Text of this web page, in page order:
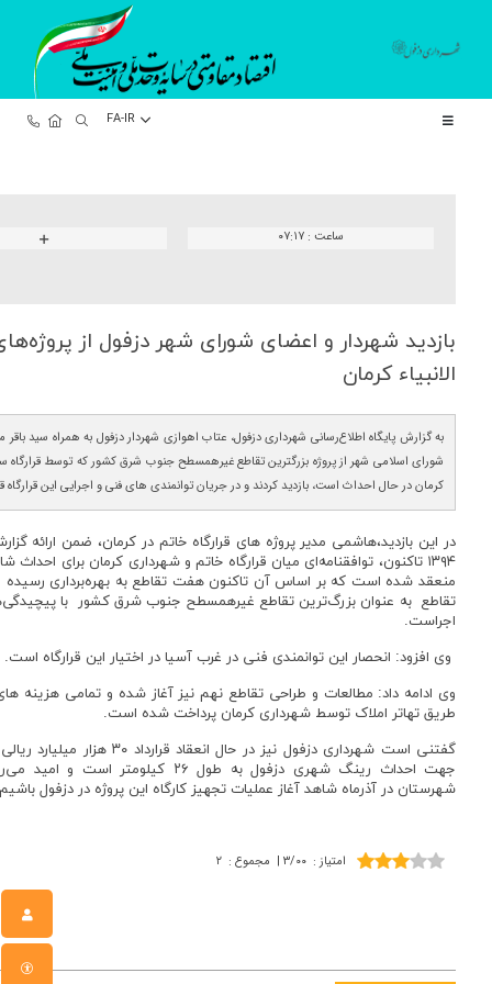
FA-IR
ساعت : ۰۷:۱۷
بازدید شهردار و اعضای شورای شهر دزفول از
الانبیاء كرمان
به گزارش پایگاه اطلاع‌رسانی شهرداری دزفول، عتاب اهوازی شهردار دزفول به همراه سید
شورای اسلامی شهر از پروژه بزرگترین تقاطع غیرهمسطح جنوب شرق کشور که توسط قرارگاه
کرمان در حال احداث است، بازدید کردند و در جریان توانمندی‌ های فنی و اجرایی این قرارگاه
در این بازدید،هاشمی مدیر پروژه‌ های قرارگاه خاتم در کرمان، ضمن ارائه
۱۳۹۴ تاکنون، توافقنامه‌ای میان قرارگاه خاتم و شهرداری کرمان برای
منعقد شده است که بر اساس آن تاکنون هفت تقاطع به بهره‌برداری
تقاطع به عنوان بزرگ‌ترین تقاطع غیرهمسطح جنوب شرق کشور با
اجراست.
وی افزود: انحصار این توانمندی فنی در غرب آسیا در اختیار این قرارگاه است.
وی ادامه داد: مطالعات و طراحی تقاطع نهم نیز آغاز شده و تمامی هزینه‌
طریق تهاتر املاک توسط شهرداری کرمان پرداخت شده است.
گفتنی است شهرداری دزفول نیز در حال
جهت احداث رینگ شهری دزفول به طول ۲۶
شهرستان در آذرماه شاهد آغاز عملیات تجهیز کارگاه این پروژه در دزفول
امتیاز : ۳/۰۰ | مجموع : ۲